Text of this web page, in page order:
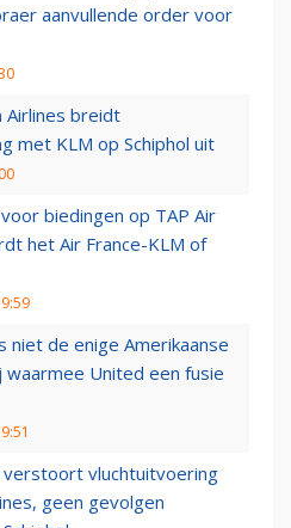
aanvullende order voor
Airlines breidt
met KLM op Schiphol uit
biedingen op TAP Air
het Air France-KLM of
niet de enige Amerikaanse
waarmee United een fusie
vluchtuitvoering
geen gevolgen